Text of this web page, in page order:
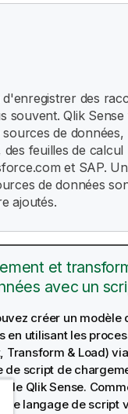
des
souvent.Qlik Sense
de données,
des feuilles de calcul
et SAP.
de données
ajoutés.
et
avec un
créer un modèle
en utilisant les
Transform & Load)
de script de
de Qlik Sense.
le langage de script